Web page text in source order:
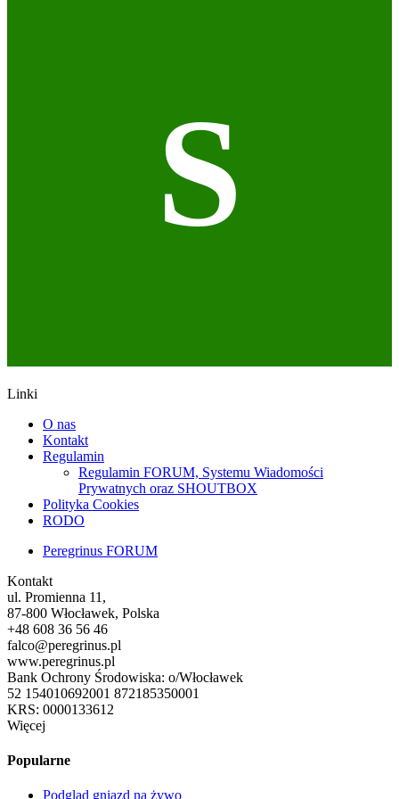
S
Linki
O nas
Kontakt
Regulamin
Regulamin FORUM, Systemu Wiadomości
Prywatnych oraz SHOUTBOX
Polityka Cookies
RODO
Peregrinus FORUM
Kontakt
ul. Promienna 11,
87-800 Włocławek, Polska
+48 608 36 56 46
falco@peregrinus.pl
www.peregrinus.pl
Bank Ochrony Środowiska: o/Włocławek
52 154010692001 872185350001
KRS: 0000133612
Więcej
Popularne
Podgląd gniazd na żywo